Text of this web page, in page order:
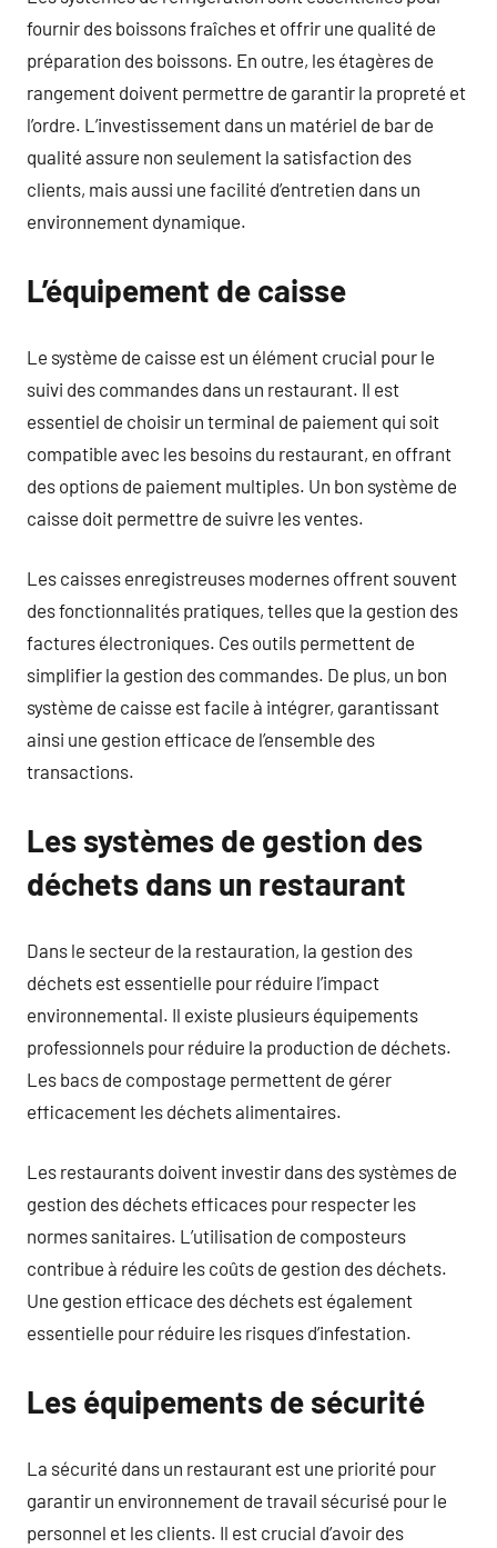
fournir des boissons fraîches et offrir une qualité de
préparation des boissons. En outre, les étagères de
rangement doivent permettre de garantir la propreté et
l’ordre. L’investissement dans un matériel de bar de
qualité assure non seulement la satisfaction des
clients, mais aussi une facilité d’entretien dans un
environnement dynamique.
L’équipement de caisse
Le système de caisse est un élément crucial pour le
suivi des commandes dans un restaurant. Il est
essentiel de choisir un terminal de paiement qui soit
compatible avec les besoins du restaurant, en offrant
des options de paiement multiples. Un bon système de
caisse doit permettre de suivre les ventes.
Les caisses enregistreuses modernes offrent souvent
des fonctionnalités pratiques, telles que la gestion des
factures électroniques. Ces outils permettent de
simplifier la gestion des commandes. De plus, un bon
système de caisse est facile à intégrer, garantissant
ainsi une gestion efficace de l’ensemble des
transactions.
Les systèmes de gestion des
déchets dans un restaurant
Dans le secteur de la restauration, la gestion des
déchets est essentielle pour réduire l’impact
environnemental. Il existe plusieurs équipements
professionnels pour réduire la production de déchets.
Les bacs de compostage permettent de gérer
efficacement les déchets alimentaires.
Les restaurants doivent investir dans des systèmes de
gestion des déchets efficaces pour respecter les
normes sanitaires. L’utilisation de composteurs
contribue à réduire les coûts de gestion des déchets.
Une gestion efficace des déchets est également
essentielle pour réduire les risques d’infestation.
Les équipements de sécurité
La sécurité dans un restaurant est une priorité pour
garantir un environnement de travail sécurisé pour le
personnel et les clients. Il est crucial d’avoir des